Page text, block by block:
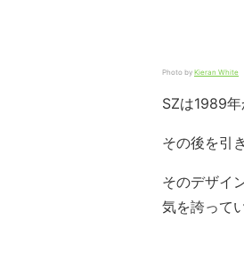
Photo by Kieran White
SZは1989年
その後を引
そのデザイ
気を誇って